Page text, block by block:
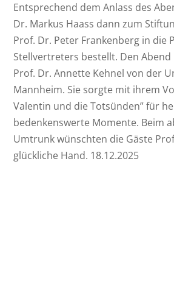
Entsprechend dem Anlass des
Dr. Markus Haass dann zum
Prof. Dr. Peter Frankenberg in die
Stellvertreters bestellt. Den
Prof. Dr. Annette Kehnel von der
Mannheim. Sie sorgte mit ihrem
Valentin und die Totsünden” für
bedenkenswerte Momente. Beim
Umtrunk wünschten die Gäste
glückliche Hand. 18.12.2025